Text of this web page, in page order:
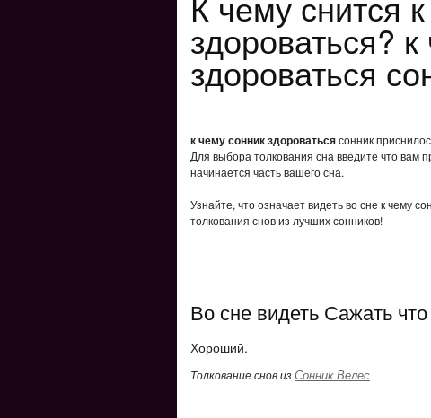
здороваться?
здороваться
к чему сонник здороватьсясонник
Для выбора толкования сна введите что вам
начинается часть вашего сна.
Узнайте, что означает видеть во сне к чему
толкования снов из лучших сонников!
Во сне видеть Сажать
Хороший.
Толкование снов изСонник Велес